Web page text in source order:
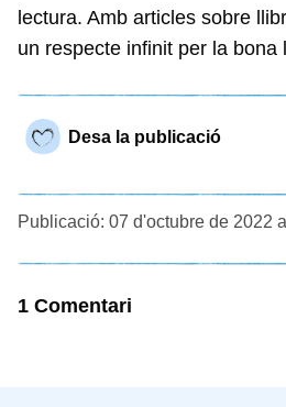
lectura. Amb articles sobre
un respecte infinit per la bona
Desa la publicació
Publicació: 07 d'octubre de 2022
1 Comentari